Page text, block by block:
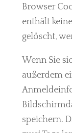
Browser
enthält
gelöscht,
Wenn Sie
außerdem
speichern.